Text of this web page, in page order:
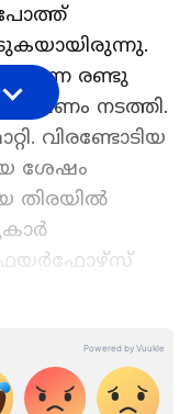
പോത്ത്
രണ്ടു
നടത്തി.
വിരണ്ടോടിയ
ശേഷം
തിരയിൽ
ഫയർഫോഴ്സ്
സ്രോതസായി